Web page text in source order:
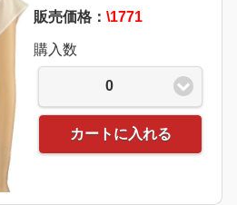
販売価格： \1771
購入数
0
カートに入れる